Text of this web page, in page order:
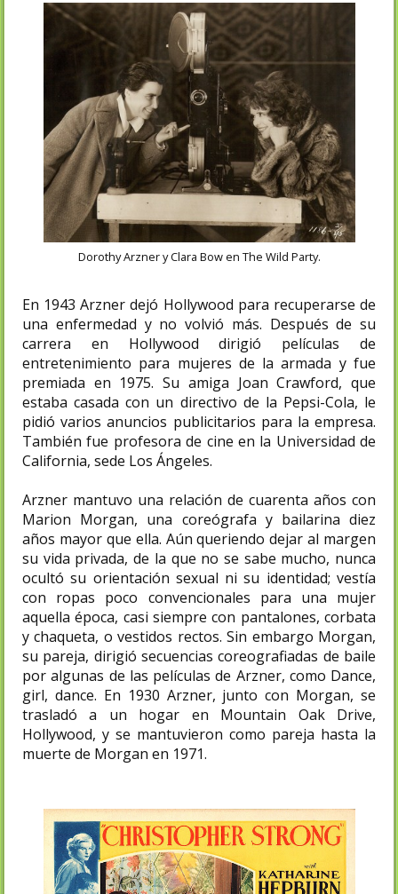
Dorothy Arzner y Clara Bow en The Wild Party.
En 1943 Arzner dejó Hollywood para recuperarse de
una enfermedad y no volvió más. Después de su
carrera en Hollywood dirigió películas de
entretenimiento para mujeres de la armada y fue
premiada en 1975. Su amiga Joan Crawford, que
estaba casada con un directivo de la Pepsi-Cola, le
pidió varios anuncios publicitarios para la empresa.
También fue profesora de cine en la Universidad de
California, sede Los Ángeles.
Arzner mantuvo una relación de cuarenta años con
Marion Morgan, una coreógrafa y bailarina diez
años mayor que ella. Aún queriendo dejar al margen
su vida privada, de la que no se sabe mucho, nunca
ocultó su orientación sexual ni su identidad; vestía
con ropas poco convencionales para una mujer
aquella época, casi siempre con pantalones, corbata
y chaqueta, o vestidos rectos. Sin embargo Morgan,
su pareja, dirigió secuencias coreografiadas de baile
por algunas de las películas de Arzner, como Dance,
girl, dance. En 1930 Arzner, junto con Morgan, se
trasladó a un hogar en Mountain Oak Drive,​
Hollywood, y se mantuvieron como pareja hasta la
muerte de Morgan en 1971.